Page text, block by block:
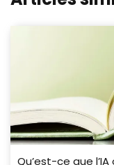
Qu’est-ce que